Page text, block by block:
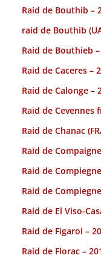
Raid de Bouthib –
raid de Bouthib
Raid de Bouthieb
Raid de Caceres –
Raid de Calonge –
Raid de Cevennes
Raid de Chanac
Raid de
Raid de
Raid de
Raid de El Viso-
Raid de Figarol –
Raid de Florac –